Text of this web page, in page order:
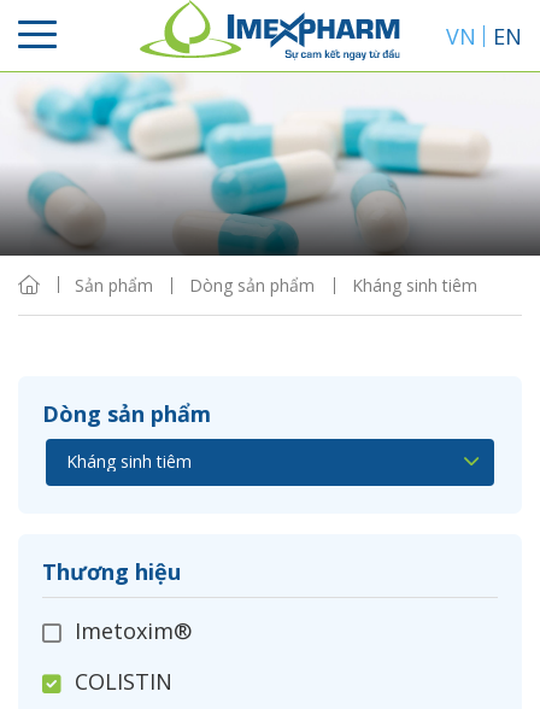
VN EN
Sản phẩm Dòng sản phẩm Kháng sinh tiêm
Dòng sản phẩm
Thương hiệu
Imetoxim®
COLISTIN
Sắp xếp
Hiển thị